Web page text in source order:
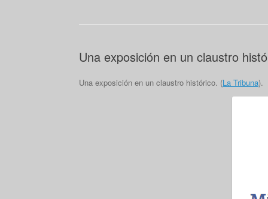
Una exposición en un claustro
Una exposición en un claustro histórico. (La Tribuna).